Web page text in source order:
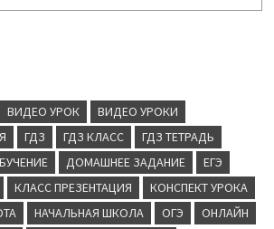
ВИДЕО УРОК
ВИДЕО УРОКИ
ГДЗ ГДЗ КЛАСС
ГДЗ ТЕТРАДЬ
ДОМАШНЕЕ ЗАДАНИЕ
ЕГЭ
КЛАСС ПРЕЗЕНТАЦИЯ
КОНСПЕКТ УРОКА
НАЧАЛЬНАЯ ШКОЛА ОГЭ
ОНЛАЙН